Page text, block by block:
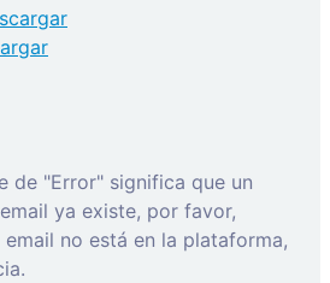
de "Error" significa que un
ya existe, por favor,
no está en la plataforma,